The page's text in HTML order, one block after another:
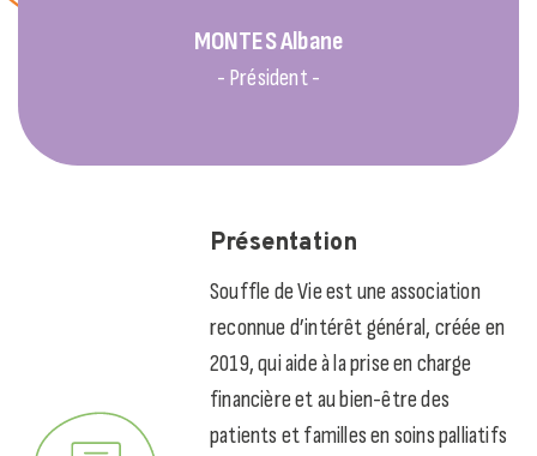
MONTESAlbane
- Président -
Présentation
Souffle de Vie est une association
reconnue d’intérêt général, créée en
2019, qui aide à la prise en charge
financière et au bien-être des
patients et familles en soins palliatifs